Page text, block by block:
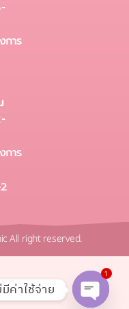
การ
การ
All right reserved.
มีค่าใช้จ่าย
1